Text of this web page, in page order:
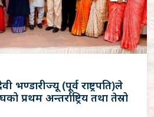
भण्डारीज्यू (पूर्व राष्ट्रपति)ले
प्रथम अन्तर्राष्ट्रिय तथा तेस्रो